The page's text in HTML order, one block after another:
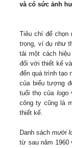
Kiến thức
Liên hệ - Đăng
và có sức ảnh
Tiêu chí để chọn
trọng, ví dụ như
tải một cách
đối với thiết kế
đến quá trình tạo
của biểu tượng
tuổi thọ của logo
công ty cũng là
thiết kế.
Danh sáchmười
từ sau năm 1960